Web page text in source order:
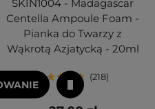
SKIN1004 - Madagascar
Centella Ampoule Foam -
Pianka do Twarzy z
Wąkrotą Azjatycką - 20ml
218